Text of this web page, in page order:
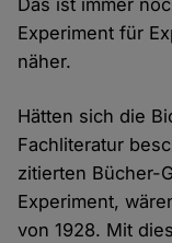
Das ist immer
Experiment für
näher.
Hätten sich die
Fachliteratur
zitierten Bücher-
Experiment,
von 1928. Mit